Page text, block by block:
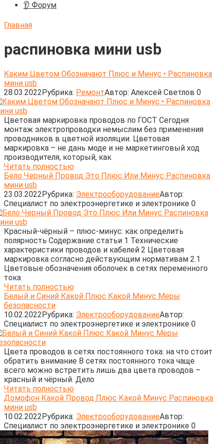
👂 Форум
Главная
распиновка мини usb
Каким Цветом Обозначают Плюс и Минус • Распиновка
мини usb
28.03.2022Рубрика: РемонтАвтор: Алексей Светлов 0
Цветовая маркировка проводов по ГОСТ Сегодня
монтаж электропроводки немыслим без применения
проводников в цветной изоляции. Цветовая
маркировка – не дань моде и не маркетинговый ход
производителя, который, как
Читать полностью
Бело Черный Провод Это Плюс Или Минус Распиновка
мини usb
23.03.2022Рубрика: ЭлектрооборудованиеАвтор:
Cпециалист по электроэнергетике и электронике 0
Красный-чёрный – плюс-минус: как определить
полярность Содержание статьи 1 Технические
характеристики проводов и кабелей 2 Цветовая
маркировка согласно действующим нормативам 2.1
Цветовые обозначения оболочек в сетях переменного
тока
Читать полностью
Белый и Синий Какой Плюс Какой Минус Меры
безопасности
10.02.2022Рубрика: ЭлектрооборудованиеАвтор:
Cпециалист по электроэнергетике и электронике 0
Цвета проводов в сетях постоянного тока: на что стоит
обратить внимание В сетях постоянного тока чаще
всего можно встретить лишь два цвета проводов –
красный и чёрный. Дело
Читать полностью
Домофон Какой Провод Плюс Какой Минус Распиновка
мини usb
10.02.2022Рубрика: ЭлектрооборудованиеАвтор:
Cпециалист по электроэнергетике и электронике 0